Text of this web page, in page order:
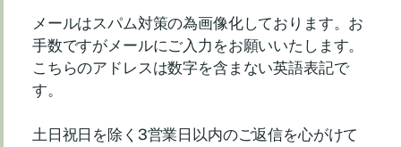
メールはスパム対策の為画像化しております。お
手数ですがメールにご入力をお願いいたします。
こちらのアドレスは数字を含まない英語表記で
す。
土日祝日を除く3営業日以内のご返信を心がけて